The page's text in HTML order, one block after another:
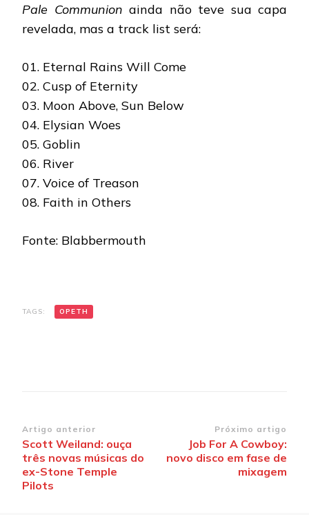
Pale Communion ainda não teve sua capa
revelada, mas a track list será:
01. Eternal Rains Will Come
02. Cusp of Eternity
03. Moon Above, Sun Below
04. Elysian Woes
05. Goblin
06. River
07. Voice of Treason
08. Faith in Others
Fonte: Blabbermouth
TAGS: OPETH
Navegação
de
post
Artigo anterior
Scott Weiland: ouça
três novas músicas do
ex-Stone Temple
Pilots
Próximo artigo
Job For A Cowboy:
novo disco em fase de
mixagem